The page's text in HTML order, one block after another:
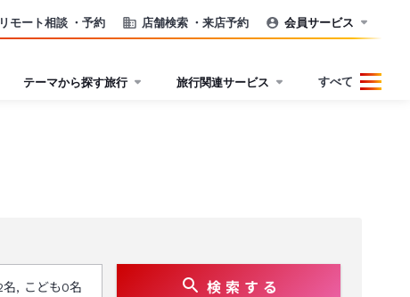
リモート相談 ・予約 店舗検索 ・来店予約 会員サービス
テーマから探す旅行 旅行関連サービス すべて
検 索 す る